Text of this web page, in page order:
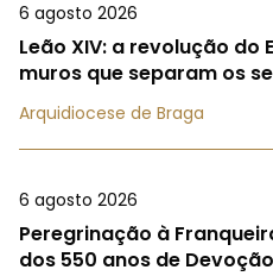
6 agosto 2026
Leão XIV: a revolução do
muros que separam os
Arquidiocese de Braga
6 agosto 2026
Peregrinação à
dos 550 anos de